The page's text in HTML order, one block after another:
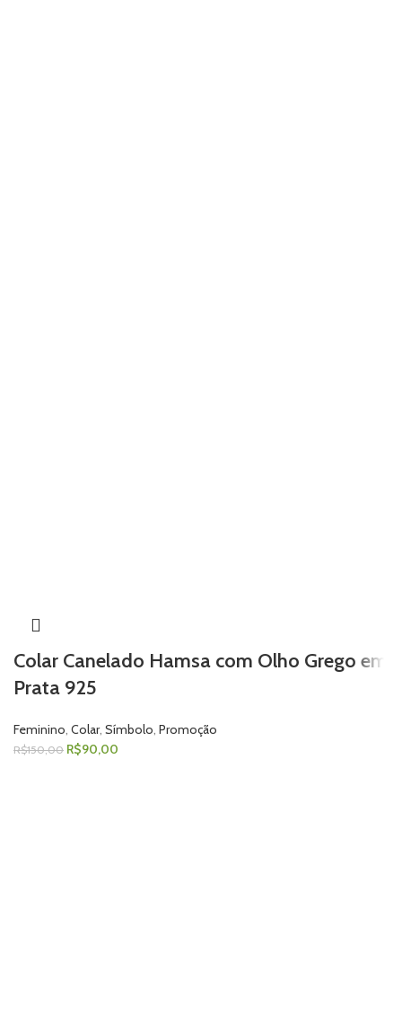
Colar Canelado Hamsa com Olho Grego em
Prata 925
Feminino Colar, Símbolo Promoção
R$150,00 R$90,00